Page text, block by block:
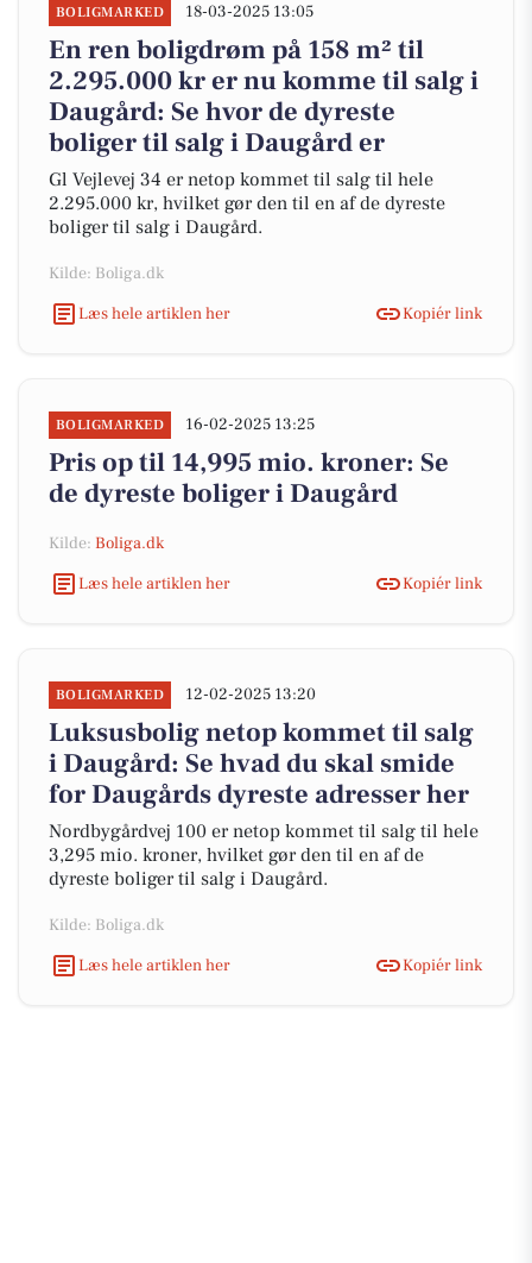
BOLIGMARKED 18-03-2025 13:05
En ren boligdrøm på 158 m² til
2.295.000 kr er nu komme til salg i
Daugård: Se hvor de dyreste
boliger til salg i Daugård er
Gl Vejlevej 34 er netop kommet til salg til hele
2.295.000 kr, hvilket gør den til en af de dyreste
boliger til salg i Daugård.
Kilde: Boliga.dk
Læs hele artiklen her
Kopiér link
BOLIGMARKED 16-02-2025 13:25
Pris op til 14,995 mio. kroner: Se
de dyreste boliger i Daugård
Kilde: Boliga.dk
Læs hele artiklen her
Kopiér link
BOLIGMARKED 12-02-2025 13:20
Luksusbolig netop kommet til salg
i Daugård: Se hvad du skal smide
for Daugårds dyreste adresser her
Nordbygårdvej 100 er netop kommet til salg til hele
3,295 mio. kroner, hvilket gør den til en af de
dyreste boliger til salg i Daugård.
Kilde: Boliga.dk
Læs hele artiklen her
Kopiér link